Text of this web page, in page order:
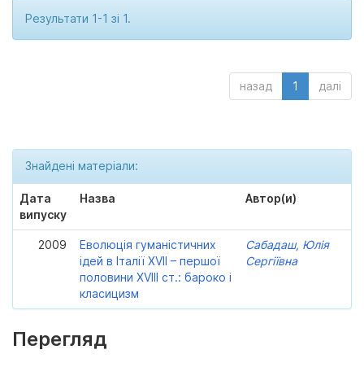
Результати 1-1 зі 1.
назад 1 далі
Знайдені матеріали:
Дата
випуску
Назва Автор(и)
2009
Еволюція гуманістичних
ідей в Італії XVII – першої
половини XVIII ст.: бароко і
класицизм
Сабадаш, Юлія
Сергіївна
Перегляд